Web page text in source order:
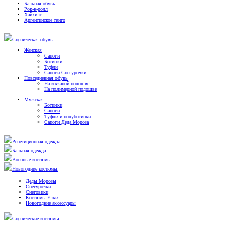
Бальная обувь
Рок-н-ролл
Хайхилс
Аргентинское танго
Сценическая обувь
Женская
Сапоги
Ботинки
Туфли
Сапоги Снегурочки
Повседневная обувь
На кожаной подошве
На полимерной подошве
Мужская
Ботинки
Сапоги
Туфли и полуботинки
Сапоги Деда Мороза
Репетиционная одежда
Бальная одежда
Военные костюмы
Новогодние костюмы
Деды Морозы
Снегурочки
Снеговики
Костюмы Елки
Новогодние аксессуары
Сценические костюмы